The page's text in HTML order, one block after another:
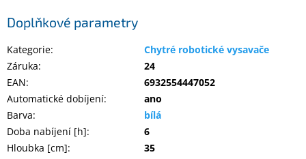
Doplňkové parametry
Kategorie:
Chytré robotické vysavače
Záruka:
24
EAN:
6932554447052
Automatické dobíjení:
ano
Barva:
bílá
Doba nabíjení [h]:
6
Hloubka [cm]:
35